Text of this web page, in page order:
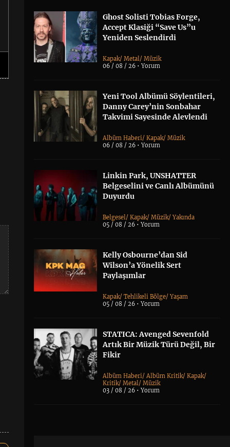
Ghost Solisti Tobias Forge,
Accept Klasiği “Save Us”u
Yeniden Seslendirdi
Kapak/Metal/Müzik
06 / 08 / 26 •Yorum
Yeni Tool Albümü Söylentileri,
Danny Carey’nin Sonbahar
Takvimi Sayesinde Alevlendi
Albüm Haberi/Kapak/Müzik
06 / 08 / 26 •Yorum
Linkin Park, UNSHATTER
Belgeselini ve Canlı Albümünü
Duyurdu
Belgesel/Kapak/Müzik/Yakında
05 / 08 / 26 •Yorum
Kelly Osbourne’dan Sid
Wilson’a Yönelik Sert
Paylaşımlar
Kapak/Tehlikeli Bölge/Yaşam
05 / 08 / 26 •Yorum
STATICA: Avenged Sevenfold
Artık Bir Müzik Türü Değil, Bir
Fikir
Albüm Haberi/Albüm Kritik/Kapak/
Kritik/Metal/Müzik
03 / 08 / 26 •Yorum